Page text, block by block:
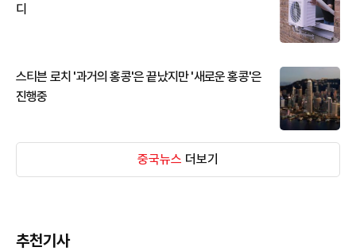
디
스티븐 로치 '과거의 홍콩'은 끝났지만 '새로운 홍콩'은
진행중
중국뉴스 더보기
추천기사